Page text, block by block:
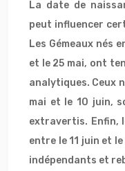
La date de
peut influencer
Les Gémeaux nés
et le 25 mai, ont
analytiques. Ceux
mai et le 10 juin,
extravertis. Enfin,
entre le 11 juin et
indépendants et